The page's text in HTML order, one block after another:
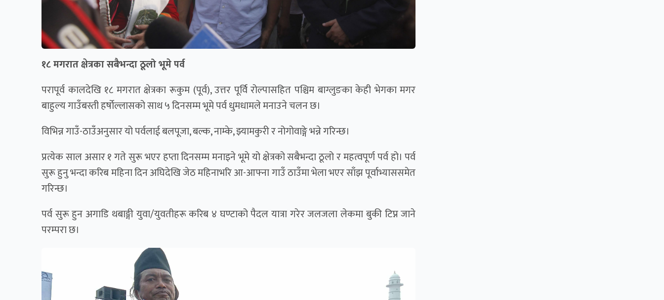
१८ मगरात क्षेत्रका सबैभन्दा ठूलो भूमे पर्व
परापूर्व कालदेखि १८ मगरात क्षेत्रका रूकुम (पूर्व), उत्तर पूर्वि रोल्पासहित पश्चिम बाग्लुङका केही भेगका मगर
बाहुल्य गाउँबस्ती हर्षोल्लासको साथ ५ दिनसम्म भूमे पर्व धुमधामले मनाउने चलन छ।
विभिन्न गाउँ-ठाउँअनुसार यो पर्वलाई बलपूजा, बल्क, नाम्के, झ्यामकुरी र नोगोवाङ्गे भन्ने गरिन्छ।
प्रत्येक साल असार १ गते सुरू भएर हप्ता दिनसम्म मनाइने भूमे यो क्षेत्रको सबैभन्दा ठूलो र महत्वपूर्ण पर्व हो। पर्व
सुरू हुनु भन्दा करिब महिना दिन अघिदेखि जेठ महिनाभरि आ-आफ्ना गाउँ ठाउँमा भेला भएर साँझ पूर्वाभ्याससमेत
गरिन्छ।
पर्व सुरू हुन अगाडि थबाङ्गी युवा/युवतीहरू करिब ४ घण्टाको पैदल यात्रा गरेर जलजला लेकमा बुकी टिप्न जाने
परम्परा छ।